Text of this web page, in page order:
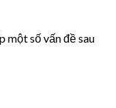
một số vấn đề sau